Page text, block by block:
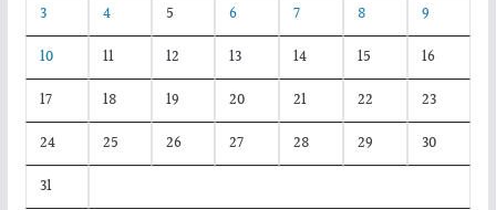
3
4 5 6 7 8
9
10
11 12 13 14 15
16
17
18 19 20 21 22
23
24
25 26 27 28 29
30
31